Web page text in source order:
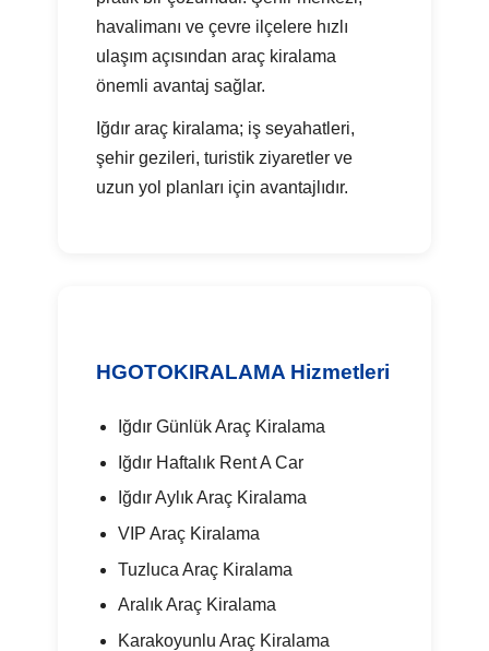
havalimanı ve çevre ilçelere hızlı
ulaşım açısından araç kiralama
önemli avantaj sağlar.
Iğdır araç kiralama; iş seyahatleri,
şehir gezileri, turistik ziyaretler ve
uzun yol planları için avantajlıdır.
HGOTOKIRALAMA Hizmetleri
Iğdır Günlük Araç Kiralama
Iğdır Haftalık Rent A Car
Iğdır Aylık Araç Kiralama
VIP Araç Kiralama
Tuzluca Araç Kiralama
Aralık Araç Kiralama
Karakoyunlu Araç Kiralama